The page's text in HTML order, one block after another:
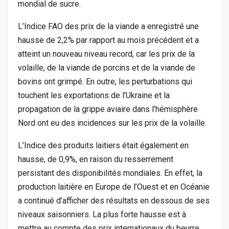
mondial de sucre.
L’Indice FAO des prix de la viande a enregistré une
hausse de 2,2% par rapport au mois précédent et a
atteint un nouveau niveau record, car les prix de la
volaille, de la viande de porcins et de la viande de
bovins ont grimpé. En outre, les perturbations qui
touchent les exportations de l’Ukraine et la
propagation de la grippe aviaire dans l’hémisphère
Nord ont eu des incidences sur les prix de la volaille.
L’Indice des produits laitiers était également en
hausse, de 0,9%, en raison du resserrement
persistant des disponibilités mondiales. En effet, la
production laitière en Europe de l’Ouest et en Océanie
a continué d’afficher des résultats en dessous de ses
niveaux saisonniers. La plus forte hausse est à